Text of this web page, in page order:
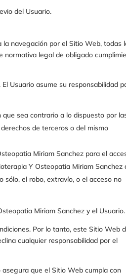
del Usuario.
la navegación por el Sitio Web, todas
normativa legal de obligado
Usuario asume su responsabilidad
que sea contrario a lo dispuesto por
de terceros o del mismo
Miriam Sanchez para el
Y Osteopatia Miriam Sanchez
sólo, el robo, extravío, o el acceso no
Miriam Sanchez y el Usuario.
Por lo tanto, este Sitio Web
cualquier responsabilidad por el
asegura que el Sitio Web cumpla con